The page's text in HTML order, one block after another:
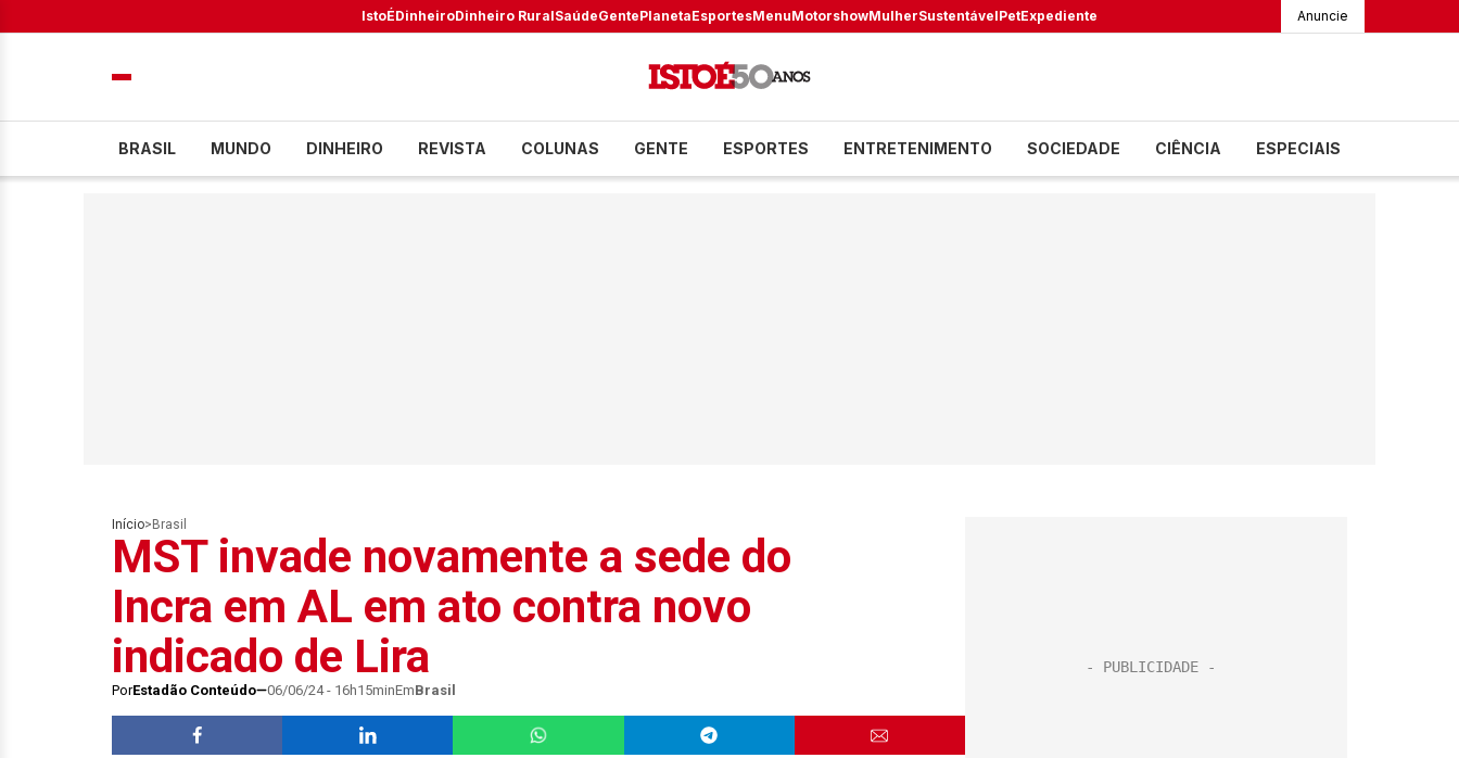
IstoÉDinheiroDinheiro RuralSaúdeGentePlanetaEsportesMenuMotorshowMulherSustentávelPetExpediente Anuncie
BRASIL MUNDO DINHEIRO REVISTA COLUNAS GENTE ESPORTES ENTRETENIMENTO SOCIEDADE CIÊNCIA ESPECIAIS
Início> Brasil
MST invade novamente a sede do
Incra em AL em ato contra novo
indicado de Lira
PorEstadão Conteúdo 06/06/24 - 16h15minEmBrasil